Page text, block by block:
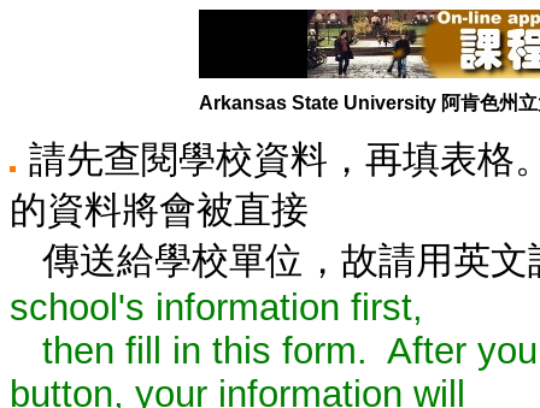
Arkansas State University 阿肯色州立
請先查閱學校資料，再填表格
的資料將會被直接
傳送給學校單位，故請用英文
school's information first,
then fill in this form. After
button, your information will